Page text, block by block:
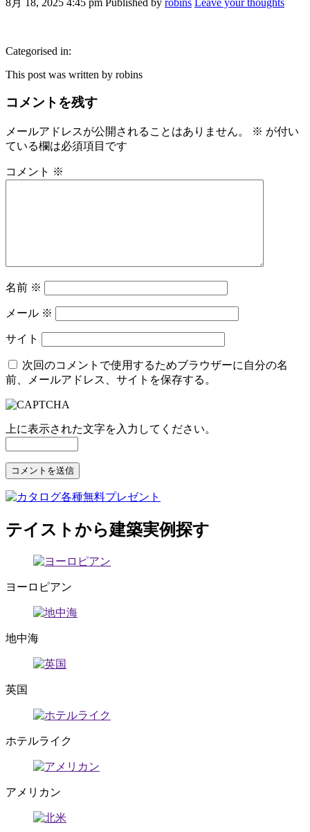
Categorised in:
This post was written by robins
コメントを残す
メールアドレスが公開されることはありません。 ※ が付い
ている欄は必須項目です
コメント ※
名前 ※
メール ※
サイト
次回のコメントで使用するためブラウザーに自分の名
前、メールアドレス、サイトを保存する。
上に表示された文字を入力してください。
テイストから建築実例探す
ヨーロピアン
地中海
英国
ホテルライク
アメリカン